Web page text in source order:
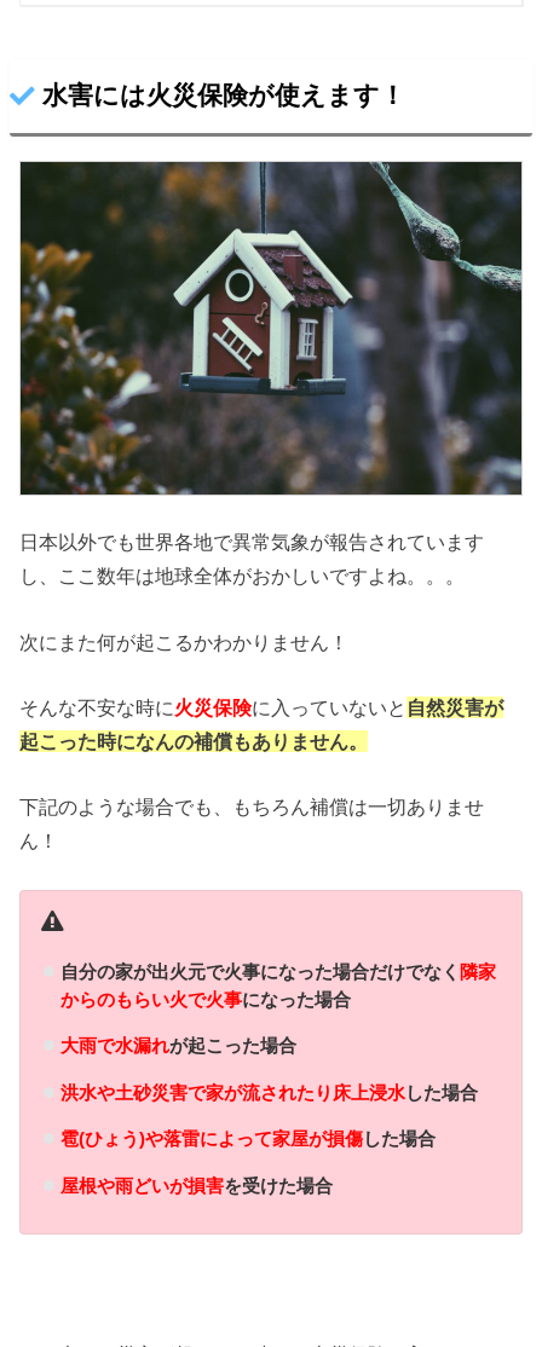
水害には火災保険が使えます！
日本以外でも世界各地で異常気象が報告されています
し、ここ数年は地球全体がおかしいですよね。。。
次にまた何が起こるかわかりません！
そんな不安な時に火災保険に入っていないと 自然災害が
起こった時になんの補償もありません。
下記のような場合でも、もちろん補償は一切ありませ
ん！
自分の家が出火元で火事になった場合だけでなく 隣家
からのもらい火で火事になった場合
大雨で水漏れが起こった場合
洪水や土砂災害で家が流されたり床上浸水した場合
雹(ひょう)や落雷によって家屋が損傷した場合
屋根や雨どいが損害を受けた場合